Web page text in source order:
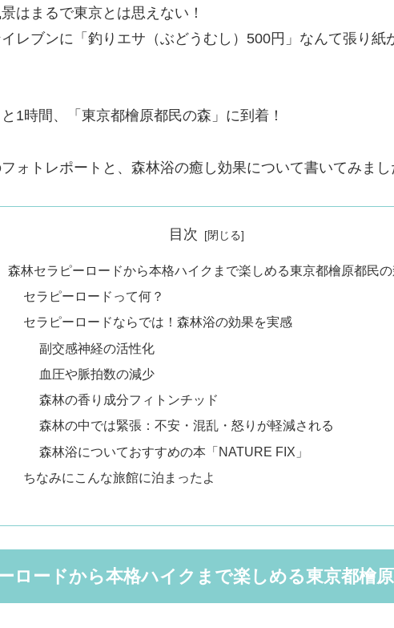
はまるで東京とは思えない！
レブンに「釣りエサ（ぶどうむし）500円」なんて張り紙
1時間、「 東京都檜原都民の森」に到着！
ォトレポートと、森林浴の癒し効果について書いてみまし
目次
森林セラピーロードから本格ハイクまで楽しめる東京都檜原都民
セラピーロードって何？
セラピーロードならでは！森林浴の効果を実感
副交感神経の活性化
血圧や脈拍数の減少
森林の香り成分フィトンチッド
森林の中では緊張：不安・混乱・怒りが軽減される
森林浴についておすすめの本「NATURE FIX」
ちなみにこんな旅館に泊まったよ
ロードから本格ハイクまで楽しめる東京都檜